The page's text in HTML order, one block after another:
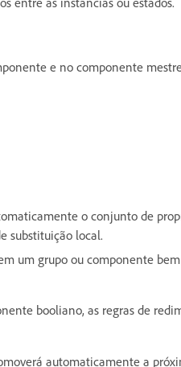
e no componente
o conjunto de
substituição local.
um grupo ou componente
booliano, as regras de
automaticamente a